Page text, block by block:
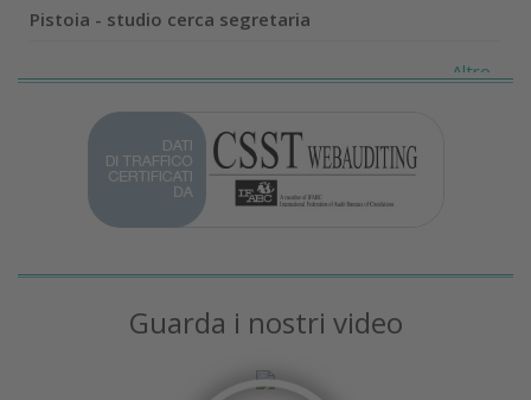
Pistoia - studio cerca segretaria
Altro...
Guarda i nostri video